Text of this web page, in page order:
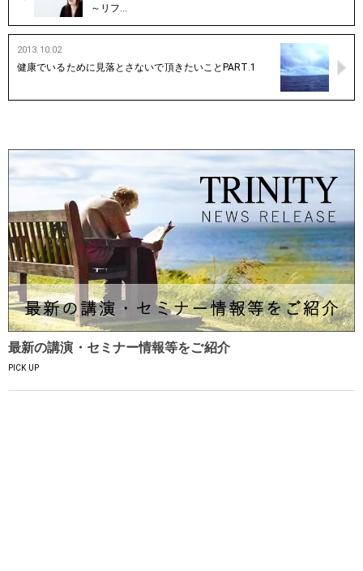
～リフ…
2013.10.02
健康でいるために見落とさないで頂きたいことPART.1
最新の講演・セミナー情報等をご紹介
PICK UP